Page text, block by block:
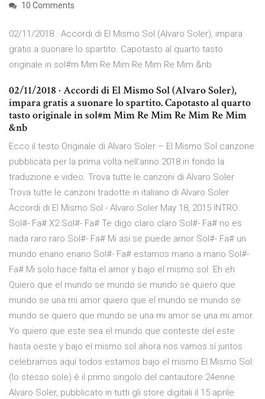
10 Comments
02/11/2018 · Accordi di El Mismo Sol (Alvaro Soler), impara
gratis a suonare lo spartito. Capotasto al quarto tasto
originale in sol#m Mim Re Mim Re Mim Re Mim &nb
02/11/2018 · Accordi di El Mismo Sol (Alvaro Soler),
impara gratis a suonare lo spartito. Capotasto al quarto
tasto originale in sol#m Mim Re Mim Re Mim Re Mim
&nb
Ecco il testo Originale di Alvaro Soler – El Mismo Sol canzone
pubblicata per la prima volta nell’anno 2018 in fondo la
traduzione e video. Trova tutte le canzoni di Alvaro Soler
Trova tutte le canzoni tradotte in italiano di Alvaro Soler
Accordi di El Mismo Sol - Alvaro Soler May 18, 2015 INTRO:
Sol#- Fa# X2 Sol#- Fa# Te digo claro claro Sol#- Fa# no es
nada raro raro Sol#- Fa# Mi asi se puede amor Sol#- Fa# un
mundo enano enano Sol#- Fa# estamos mano a mano Sol#-
Fa# Mi solo hace falta el amor y bajo el mismo sol. Eh eh
Quiero que el mundo se mundo se mundo se quiero que
mundo se una mi amor quiero que el mundo se mundo se
mundo se quiero que mundo se una mi amor se una mi amor.
Yo quiero que este sea el mundo que conteste del este
hasta oeste y bajo el mismo sol ahora nos vamos sí juntos
celebramos aquí todos estamos bajo el mismo El Mismo Sol
(lo stesso sole) è il primo singolo del cantautore 24enne
Alvaro Soler, pubblicato in tutti gli store digitali il 15 aprile